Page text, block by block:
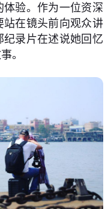
体验。作为一位资深
在镜头前向观众讲
录片在述说她回忆
。